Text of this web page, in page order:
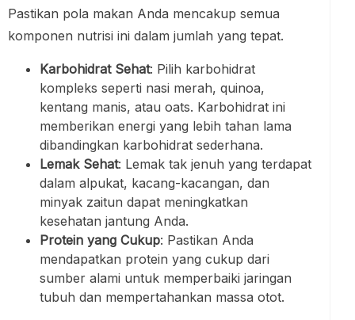
Pastikan pola makan Anda mencakup semua
komponen nutrisi ini dalam jumlah yang tepat.
Karbohidrat Sehat: Pilih karbohidrat
kompleks seperti nasi merah, quinoa,
kentang manis, atau oats. Karbohidrat ini
memberikan energi yang lebih tahan lama
dibandingkan karbohidrat sederhana.
Lemak Sehat: Lemak tak jenuh yang terdapat
dalam alpukat, kacang-kacangan, dan
minyak zaitun dapat meningkatkan
kesehatan jantung Anda.
Protein yang Cukup: Pastikan Anda
mendapatkan protein yang cukup dari
sumber alami untuk memperbaiki jaringan
tubuh dan mempertahankan massa otot.